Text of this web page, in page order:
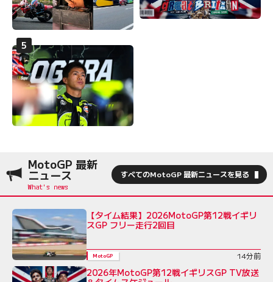
MotoGP 最新
ニュース すべてのMotoGP 最新ニュースを見る
【タイム結果】2026MotoGP第12戦イギリ
スGP フリー走行2回目
MotoGP 14分前
2026年MotoGP第12戦イギリスGP TV放送